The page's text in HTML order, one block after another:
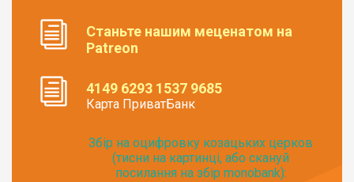
Станьте нашим меценатом на
Patreon
4149 6293 1537 9685
Карта ПриватБанк
Збір на оцифровку козацьких церков
(тисни на картинці, або скануй
посилання на збір monobank):